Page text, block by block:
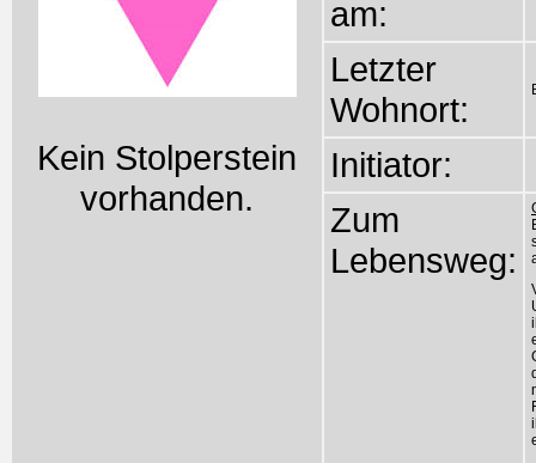
Kein Stolperstein
vorhanden.
am:
Letzter
Wohnort:
Initiator:
Zum
Lebensweg: